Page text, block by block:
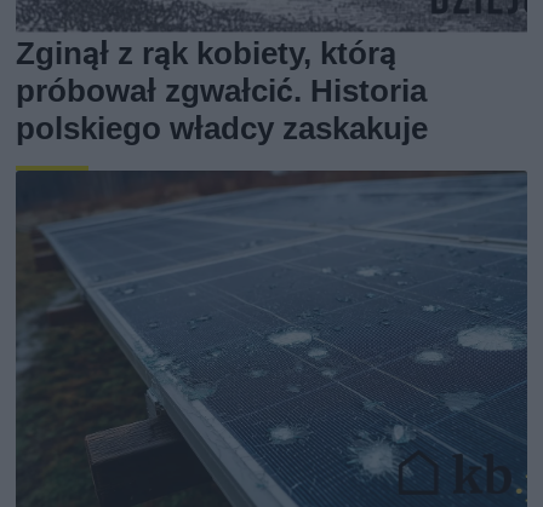
Zginął z rąk kobiety, którą
próbował zgwałcić. Historia
polskiego władcy zaskakuje